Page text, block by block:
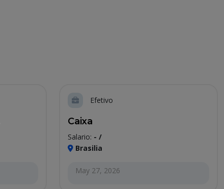
Efetivo
Caixa
Salario: - /
Brasilia
May 27, 2026